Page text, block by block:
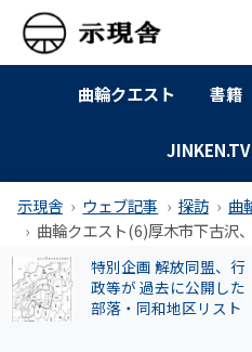
曲輪クエスト 書籍
示現舎 ウェブ記事 探訪
曲
曲輪クエスト(6)厚木市下古沢
訴訟進行状況 2025年9
月27日現在